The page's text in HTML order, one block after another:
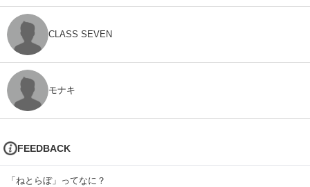
CLASS SEVEN
モナキ
FEEDBACK
「ねとらぼ」ってなに？